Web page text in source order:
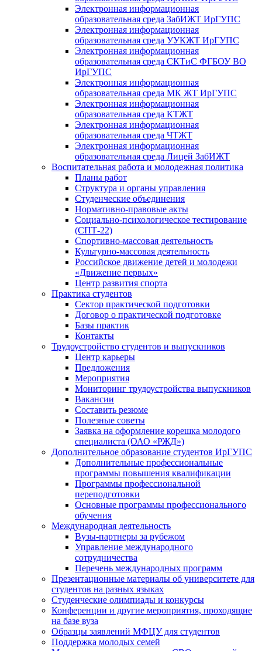
Электронная информационная
образовательная среда ЗабИЖТ ИрГУПС
Электронная информационная
образовательная среда УУКЖТ ИрГУПС
Электронная информационная
образовательная среда СКТиС ФГБОУ ВО
ИрГУПС
Электронная информационная
образовательная среда МК ЖТ ИрГУПС
Электронная информационная
образовательная среда КТЖТ
Электронная информационная
образовательная среда ЧТЖТ
Электронная информационная
образовательная среда Лицей ЗабИЖТ
Воспитательная работа и молодежная политика
Планы работ
Структура и органы управления
Студенческие объединения
Нормативно-правовые акты
Социально-психологическое тестирование
(СПТ-22)
Спортивно-массовая деятельность
Культурно-массовая деятельность
Российское движение детей и молодежи
«Движение первых»
Центр развития спорта
Практика студентов
Сектор практической подготовки
Договор о практической подготовке
Базы практик
Контакты
Трудоустройство студентов и выпускников
Центр карьеры
Предложения
Мероприятия
Мониторинг трудоустройства выпускников
Вакансии
Составить резюме
Полезные советы
Заявка на оформление корешка молодого
специалиста (ОАО «РЖД»)
Дополнительное образование студентов ИрГУПС
Дополнительные профессиональные
программы повышения квалификации
Программы профессиональной
переподготовки
Основные программы профессионального
обучения
Международная деятельность
Вузы-партнеры за рубежом
Управление международного
сотрудничества
Перечень международных программ
Презентационные материалы об университете для
студентов на разных языках
Студенческие олимпиады и конкурсы
Конференции и другие мероприятия, проходящие
на базе вуза
Образцы заявлений МФЦУ для студентов
Поддержка молодых семей